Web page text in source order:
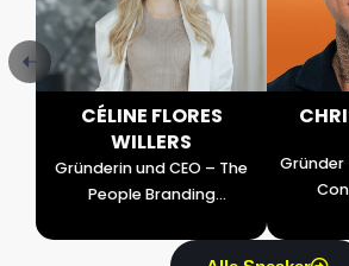
CÉLINE FLORES
WILLERS
Gründerin und CEO – The
People Branding